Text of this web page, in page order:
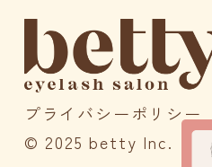
プライバシーポリシー
© 2025 betty Inc.